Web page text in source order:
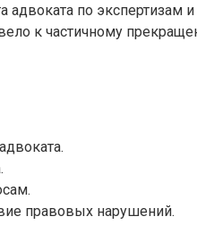
по
к частичному
правовых нарушений.